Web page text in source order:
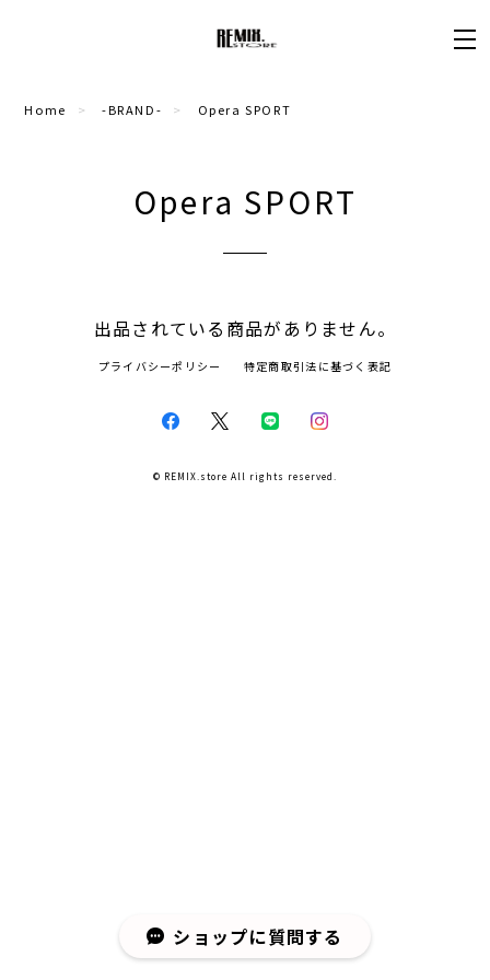
Home -BRAND- Opera SPORT
Opera SPORT
出品されている商品がありません。
プライバシーポリシー 特定商取引法に基づく表記
© REMIX.store All rights reserved.
ショップに質問する